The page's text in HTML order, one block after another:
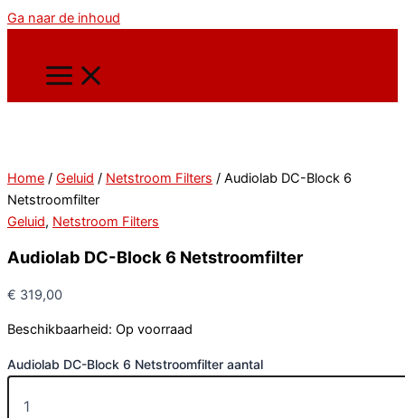
Ga naar de inhoud
Home / Geluid / Netstroom Filters / Audiolab DC-Block 6
Netstroomfilter
Geluid, Netstroom Filters
Audiolab DC-Block 6 Netstroomfilter
€ 319,00
Beschikbaarheid: Op voorraad
Audiolab DC-Block 6 Netstroomfilter aantal